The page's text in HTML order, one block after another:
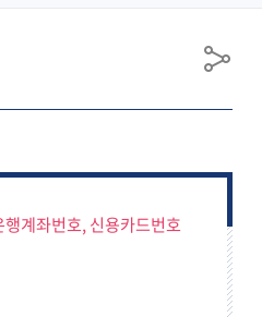
찾아오시는 길
공
계좌번호, 신용카드번호